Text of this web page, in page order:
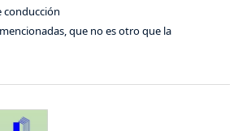
conducción
que no es otro que la